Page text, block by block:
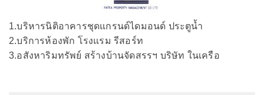
1.บริหารนิติอาคารชุดแกรนด์ไดมอนด์ ประตูน้ำ
2.บริการห้องพัก โรงแรม รีสอร์ท
3.อสังหาริมทรัพย์ สร้างบ้านจัดสรรฯ บริษัท ในเครือ